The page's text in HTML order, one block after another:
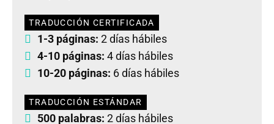
TRADUCCIÓN CERTIFICADA
1-3 páginas: 2 días hábiles
4-10 páginas: 4 días hábiles
10-20 páginas: 6 días hábiles
TRADUCCIÓN ESTÁNDAR
500 palabras: 2 días hábiles